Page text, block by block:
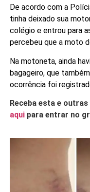
De acordo com a
tinha deixado sua
colégio e entrou para
percebeu que a moto
Na motoneta, ainda
bagageiro, que
ocorrência foi
Receba esta e
aqui para entrar no